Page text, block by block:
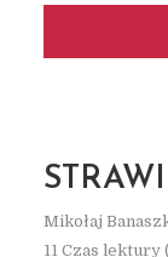
Mikołaj
11 Czas lektury